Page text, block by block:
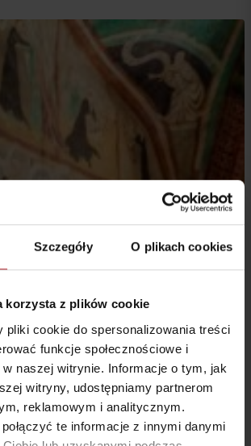
Szczegóły O plikach cookies
korzysta z plików cookie
pliki cookie do spersonalizowania treści
funkcje społecznościowe i
naszej witrynie. Informacje o tym, jak
witryny, udostępniamy partnerom
reklamowym i analitycznym.
te informacje z innymi danymi
zaprezentowania treści Biblii w formie
powstaniem wielu niekonwencjonalnych, a
interpretacji. Najlepszym przykładem
Wieczerzą
. Można by przypuszczać, że
i precyzji, zobaczymy tutaj